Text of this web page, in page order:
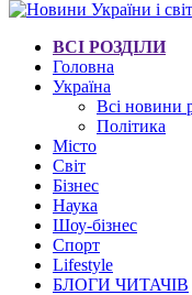
ВСІ РОЗДІЛИ
Головна
Україна
Всі новини
Політика
Місто
Світ
Бізнес
Наука
Шоу-бізнес
Спорт
Lifestyle
БЛОГИ ЧИТАЧІВ